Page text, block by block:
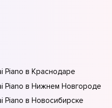
Piano в Краснодаре
Piano в Нижнем Новгороде
Piano в Новосибирске